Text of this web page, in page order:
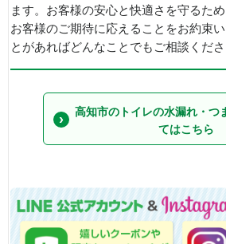
ます。お客様の安心と快適さを守るた
お客様のご期待に応えることをお約束
とがあればどんなことでもご相談くださ
高知市のトイレの水漏れ・つ
てはこちら